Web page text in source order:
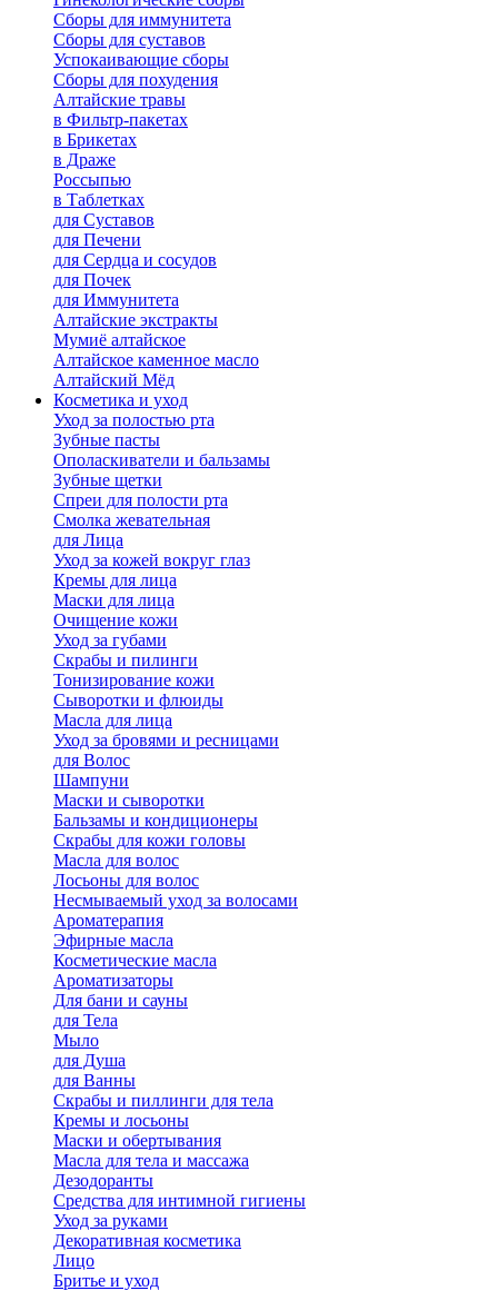
Сборы для иммунитета
Сборы для суставов
Успокаивающие сборы
Сборы для похудения
Алтайские травы
в Фильтр-пакетах
в Брикетах
в Драже
Россыпью
в Таблетках
для Cуставов
для Печени
для Сердца и сосудов
для Почек
для Иммунитета
Алтайские экстракты
Мумиё алтайское
Алтайское каменное масло
Алтайский Мёд
Косметика и уход
Уход за полостью рта
Зубные пасты
Ополаскиватели и бальзамы
Зубные щетки
Спреи для полости рта
Смолка жевательная
для Лица
Уход за кожей вокруг глаз
Кремы для лица
Маски для лица
Очищение кожи
Уход за губами
Скрабы и пилинги
Тонизирование кожи
Сыворотки и флюиды
Масла для лица
Уход за бровями и ресницами
для Волос
Шампуни
Маски и сыворотки
Бальзамы и кондиционеры
Скрабы для кожи головы
Масла для волос
Лосьоны для волос
Несмываемый уход за волосами
Ароматерапия
Эфирные масла
Косметические масла
Ароматизаторы
Для бани и сауны
для Тела
Мыло
для Душа
для Ванны
Скрабы и пиллинги для тела
Кремы и лосьоны
Маски и обертывания
Масла для тела и массажа
Дезодоранты
Средства для интимной гигиены
Уход за руками
Декоративная косметика
Лицо
Бритье и уход